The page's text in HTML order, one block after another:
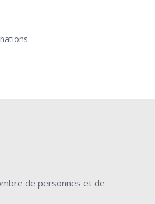
de personnes et de